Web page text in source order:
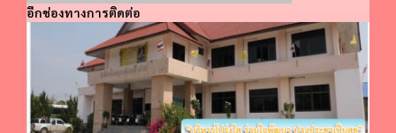
อีกช่องทางการติดต่อ